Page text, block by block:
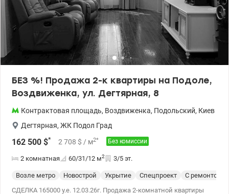
БЕЗ %! Продажа 2-к квартиры на Подоле,
Воздвиженка, ул. Дегтярная, 8
Контрактовая площадь, Воздвиженка, Подольский, Киев
Дегтярная, ЖК Подол Град
162 500 $* 2 708 $ / м2* Без комиссии
2 комнатная 60/31/12 м2 3/5 эт.
Возле метро Новострой Укрытие Спецпроект
С ремонтом
СДЕЛКА 165000 у.е. 12.03.26г. Продажа 2-комнатной квартиры